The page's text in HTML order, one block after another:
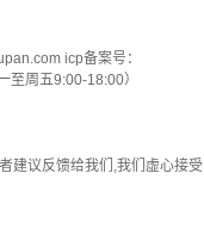
icp备案号：
周五9:00-18:00）
建议反馈给我们,我们虚心接受